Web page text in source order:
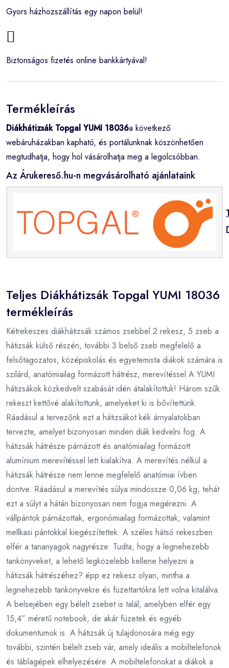
Gyors házhozszállítás egy napon belül!
Biztonságos fizetés online bankkártyával!
Termékleírás
Diákhátizsák Topgal YUMI 18036a következő
webáruházakban kapható, és portálunknak köszönhetően
megtudhatja, hogy hol vásárolhatja meg a legolcsóbban.
Az Árukereső.hu-n megvásárolható ajánlataink
Teljes Diákhátizsák Topgal YUMI 18036
termékleírás
Kétrekeszes diákhátizsák számos zsebbel 2 rekesz, 5 zseb a
hátizsák külső részén, további 3 belső zseb megfelelő a
felsőtagozatos, középiskolás és egyetemista diákok számára is
szilárd, anatómiailag formázott hátrész, merevítéssel A YUMI
hátizsákok közkedvelt szabását idén átalakítottuk! Három szűk
rekeszt kettővé alakítottunk, amelyeket ki is bővítettünk.
Ráadásul a tervezőnk ezt a hátizsákot kék árnyalatokban
tervezte, amelyet bizonyosan minden diák kedvelni fog. A
hátizsák hátrésze párnázott és anatómiailag formázott
alumínium merevítéssel lett kialakítva. A merevítés nélkül a
hátizsák hátrésze nem lenne megfelelő anatómiai ívben
döntve. Ráadásul a merevítés súlya mindössze 0,06 kg, tehát
ezt a súlyt a hátán bizonyosan nem fogja megérezni. A
vállpántok párnázottak, ergonómiailag formázottak, valamint
mellkasi pántokkal kiegészítettek. A széles hátsó rekeszben
elfér a tananyagok nagyrésze. Tudta, hogy a legnehezebb
tankönyveket, a lehető legközelebb kellene helyezni a
hátizsák hátrészéhez? épp ez rekesz olyan, mintha a
legnehezebb tankönyvekre és füzettartókra lett volna kitalálva.
A belsejében egy bélelt zsebet is talál, amelyben elfér egy
15,4” méretű notebook, de akár füzetek és egyéb
dokumentumok is. A hátizsák új tulajdonosára még egy
további, szintén bélelt zseb vár, amely ideális a mobiltelefonok
és táblagépek elhelyezésére. A mobiltelefonokat a diákok a